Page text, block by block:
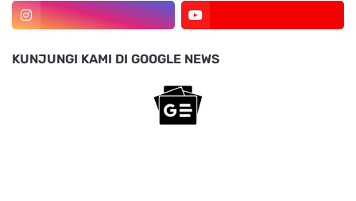
KUNJUNGI KAMI DI GOOGLE NEWS